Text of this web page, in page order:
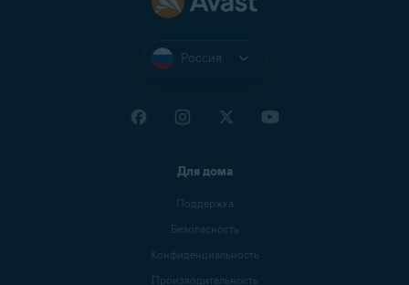
Россия
Для дома
Поддержка
Безопасность
Конфиденциальность
Производительность